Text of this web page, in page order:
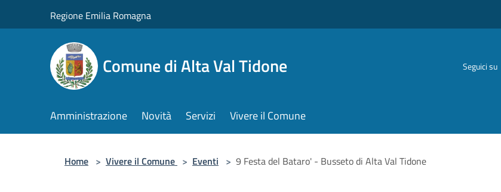
Regione Emilia Romagna
Comune di Alta Val Tidone Seguici su
Amministrazione Novità Servizi Vivere il Comune
Home > Vivere il Comune > Eventi > 9 Festa del Bataro' - Busseto di Alta Val Tidone